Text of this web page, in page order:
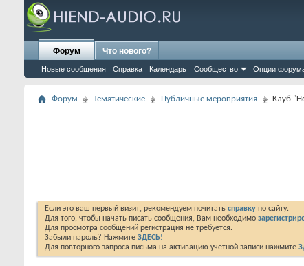
Форум
Новые сообщения Справка Календарь Сообщество Опции
Что нового?
Форум Тематические Публичные мероприятия Клуб
Если это ваш первый визит, рекомендуем почитать справку по сайту.
Для того, чтобы начать писать сообщения, Вам необходимо
Для просмотра сообщений регистрация не требуется.
Забыли пароль? Нажмите ЗДЕСЬ!
Для повторного запроса письма на активацию учетной записи нажмите